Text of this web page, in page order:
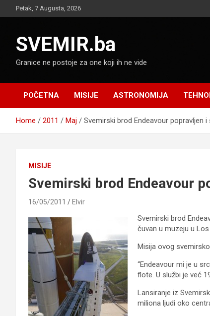
to
Petak, 7 Augusta, 2026
SVEMIR.ba
Granice ne postoje za one koji ih ne vide
POČETNA MISIJE ASTRONOMIJA
Home 2011 Maj Svemirski brod Endeavour popravljen
MISIJE
Svemirski brod Endeavour
16/05/2011 Elvir
Svemirski brod
čuvan u muzeju u
Misija ovog
“Endeavour mi je u
flote. U službi je već
Lansiranje iz
miliona ljudi oko